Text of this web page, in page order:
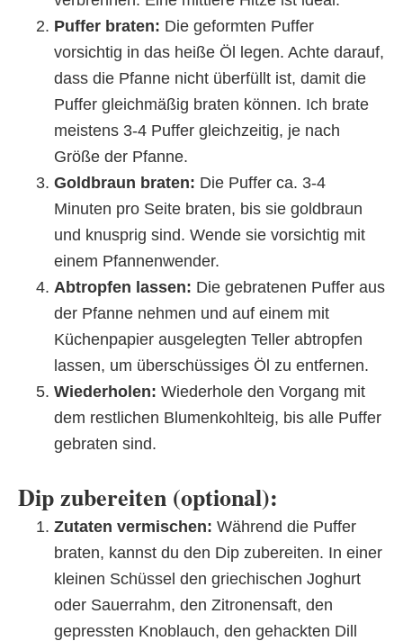
Puffer braten: Die geformten Puffer
vorsichtig in das heiße Öl legen. Achte darauf,
dass die Pfanne nicht überfüllt ist, damit die
Puffer gleichmäßig braten können. Ich brate
meistens 3-4 Puffer gleichzeitig, je nach
Größe der Pfanne.
Goldbraun braten: Die Puffer ca. 3-4
Minuten pro Seite braten, bis sie goldbraun
und knusprig sind. Wende sie vorsichtig mit
einem Pfannenwender.
Abtropfen lassen: Die gebratenen Puffer aus
der Pfanne nehmen und auf einem mit
Küchenpapier ausgelegten Teller abtropfen
lassen, um überschüssiges Öl zu entfernen.
Wiederholen: Wiederhole den Vorgang mit
dem restlichen Blumenkohlteig, bis alle Puffer
gebraten sind.
Dip zubereiten (optional):
Zutaten vermischen: Während die Puffer
braten, kannst du den Dip zubereiten. In einer
kleinen Schüssel den griechischen Joghurt
oder Sauerrahm, den Zitronensaft, den
gepressten Knoblauch, den gehackten Dill